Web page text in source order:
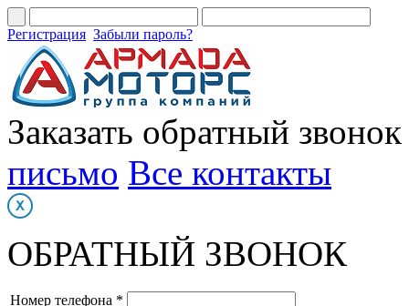
Регистрация Забыли пароль?
Заказать обратный звонок
письмо Все контакты
ОБРАТНЫЙ ЗВОНОК
Номер телефона *